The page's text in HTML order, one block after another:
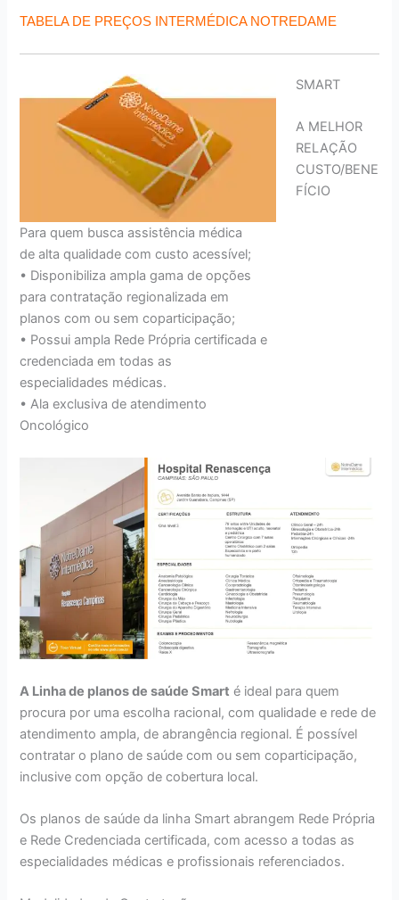
TABELA DE PREÇOS INTERMÉDICA NOTREDAME
SMART
A MELHOR
RELAÇÃO
CUSTO/BENE
FÍCIO
Para quem busca assistência médica
de alta qualidade com custo acessível;
• Disponibiliza ampla gama de opções
para contratação regionalizada em
planos com ou sem coparticipação;
• Possui ampla Rede Própria certificada e
credenciada em todas as
especialidades médicas.
• Ala exclusiva de atendimento
Oncológico
A Linha de planos de saúde Smart é ideal para quem
procura por uma escolha racional, com qualidade e rede de
atendimento ampla, de abrangência regional. É possível
contratar o plano de saúde com ou sem coparticipação,
inclusive com opção de cobertura local.
Os planos de saúde da linha Smart abrangem Rede Própria
e Rede Credenciada certificada, com acesso a todas as
especialidades médicas e profissionais referenciados.